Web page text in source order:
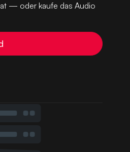
— oder kaufe das Audio